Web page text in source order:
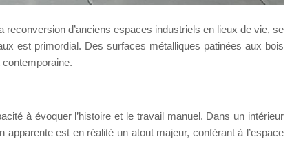
d’anciens espaces industriels en lieux de vie, se
est primordial. Des surfaces métalliques patinées aux bois
à évoquer l’histoire et le travail manuel. Dans un intérieur
est en réalité un atout majeur, conférant à l’espace